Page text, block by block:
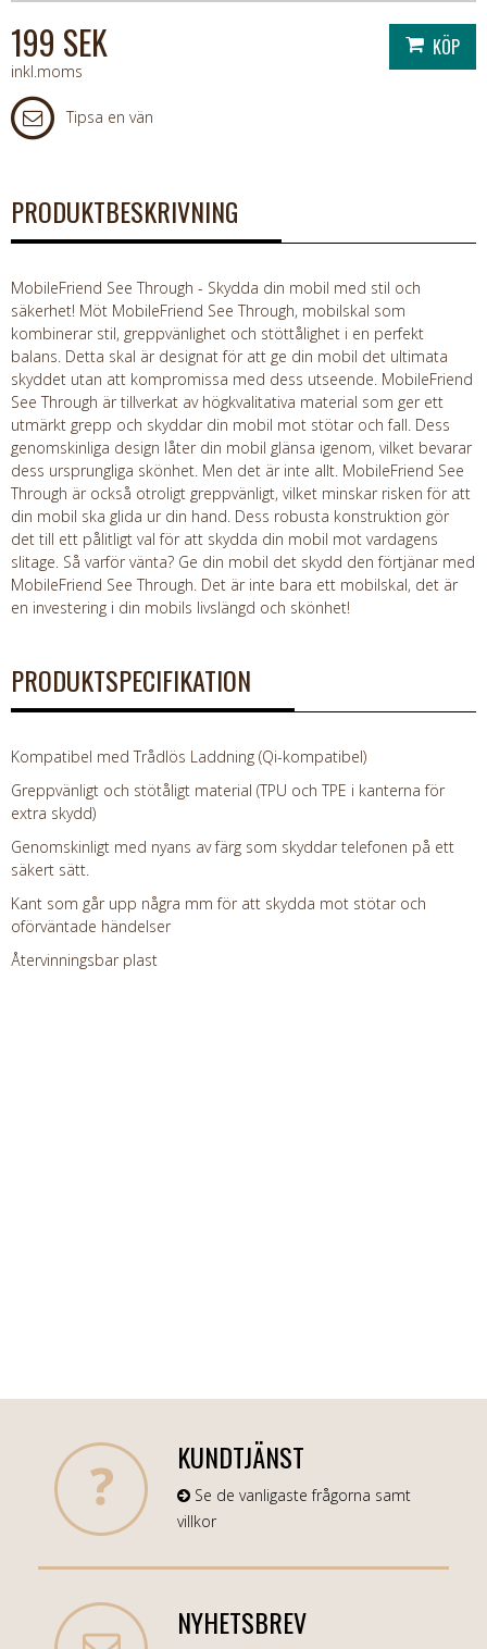
199 SEK
inkl.moms
Tipsa en vän
PRODUKTBESKRIVNING
MobileFriend See Through - Skydda din mobil med stil och
säkerhet! Möt MobileFriend See Through, mobilskal som
kombinerar stil, greppvänlighet och stöttålighet i en perfekt
balans. Detta skal är designat för att ge din mobil det ultimata
skyddet utan att kompromissa med dess utseende. MobileFriend
See Through är tillverkat av högkvalitativa material som ger ett
utmärkt grepp och skyddar din mobil mot stötar och fall. Dess
genomskinliga design låter din mobil glänsa igenom, vilket bevarar
dess ursprungliga skönhet. Men det är inte allt. MobileFriend See
Through är också otroligt greppvänligt, vilket minskar risken för att
din mobil ska glida ur din hand. Dess robusta konstruktion gör
det till ett pålitligt val för att skydda din mobil mot vardagens
slitage. Så varför vänta? Ge din mobil det skydd den förtjänar med
MobileFriend See Through. Det är inte bara ett mobilskal, det är
en investering i din mobils livslängd och skönhet!
PRODUKTSPECIFIKATION
Kompatibel med Trådlös Laddning (Qi-kompatibel)
Greppvänligt och stötåligt material (TPU och TPE i kanterna för
extra skydd)
Genomskinligt med nyans av färg som skyddar telefonen på ett
säkert sätt.
Kant som går upp några mm för att skydda mot stötar och
oförväntade händelser
Återvinningsbar plast
KUNDTJÄNST
Se de vanligaste frågorna samt
villkor
NYHETSBREV